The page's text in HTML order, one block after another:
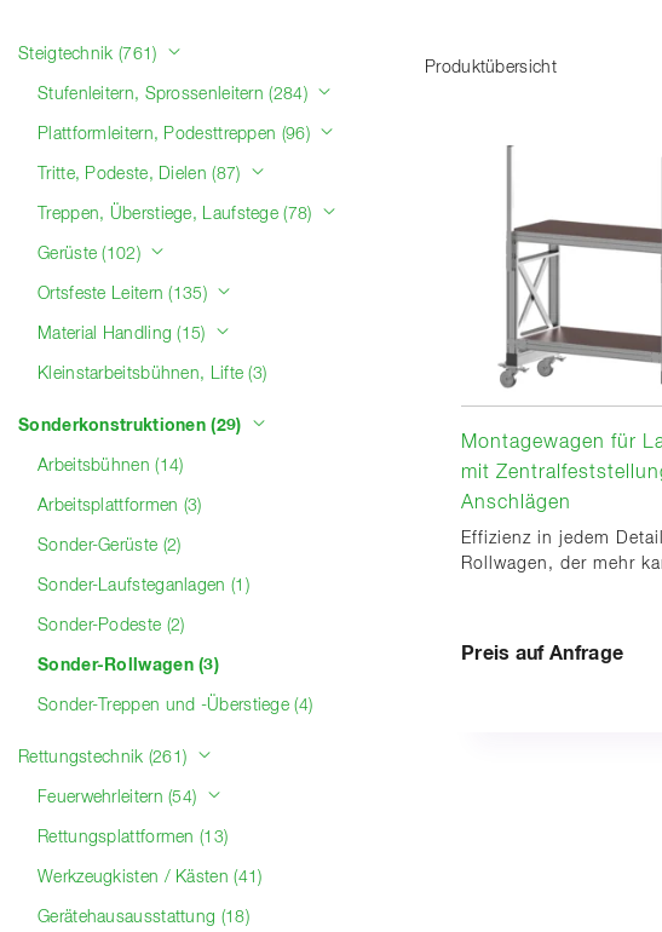
Produktkategorien
Steigtechnik (761)
Stufenleitern, Sprossenleitern (284)
Plattformleitern, Podesttreppen (96)
Tritte, Podeste, Dielen (87)
Treppen, Überstiege, Laufstege (78)
Gerüste (102)
Ortsfeste Leitern (135)
Material Handling (15)
Kleinstarbeitsbühnen, Lifte (3)
Sonderkonstruktionen (29)
Arbeitsbühnen (14)
Arbeitsplattformen (3)
Sonder-Gerüste (2)
Sonder-Laufsteganlagen (1)
Sonder-Podeste (2)
Sonder-Rollwagen (3)
Sonder-Treppen und -Überstiege (4)
Rettungstechnik (261)
Feuerwehrleitern (54)
Rettungsplattformen (13)
Werkzeugkisten / Kästen (41)
Gerätehausausstattung (18)
Produktübersicht
Montagewagen für
mit
Anschlägen
Effizienz in jedem
Rollwagen, der mehr
Preis auf Anfrage